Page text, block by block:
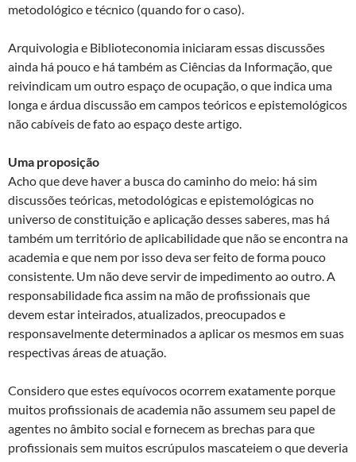
metodológico e técnico (quando for o caso).
Arquivologia e Biblioteconomia iniciaram essas discussões
ainda há pouco e há também as Ciências da Informação, que
reivindicam um outro espaço de ocupação, o que indica uma
longa e árdua discussão em campos teóricos e epistemológicos
não cabíveis de fato ao espaço deste artigo.
Uma proposição
Acho que deve haver a busca do caminho do meio: há sim
discussões teóricas, metodológicas e epistemológicas no
universo de constituição e aplicação desses saberes, mas há
também um território de aplicabilidade que não se encontra na
academia e que nem por isso deva ser feito de forma pouco
consistente. Um não deve servir de impedimento ao outro. A
responsabilidade fica assim na mão de profissionais que
devem estar inteirados, atualizados, preocupados e
responsavelmente determinados a aplicar os mesmos em suas
respectivas áreas de atuação.
Considero que estes equívocos ocorrem exatamente porque
muitos profissionais de academia não assumem seu papel de
agentes no âmbito social e fornecem as brechas para que
profissionais sem muitos escrúpulos mascateiem o que deveria